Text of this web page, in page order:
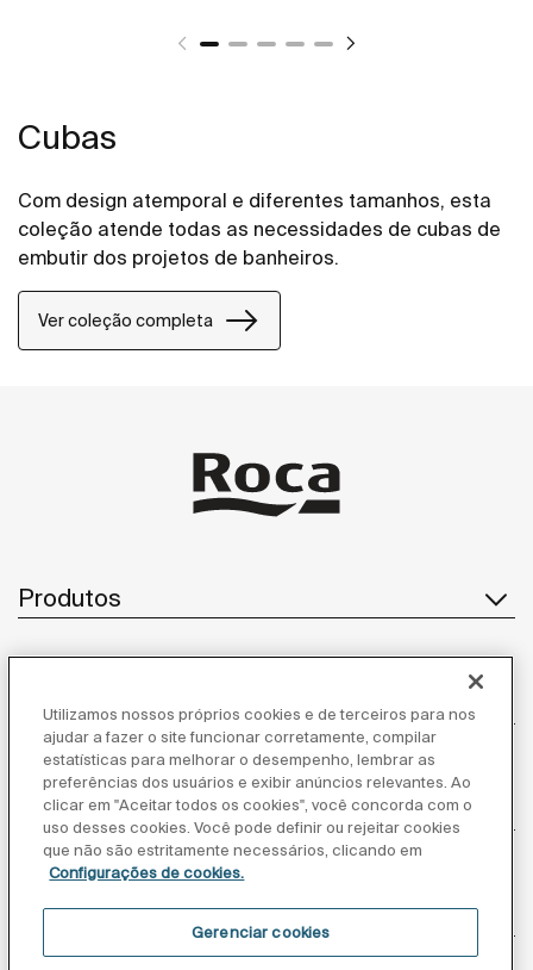
Cubas
Com design atemporal e diferentes tamanhos, esta
coleção atende todas as necessidades de cubas de
embutir dos projetos de banheiros.
Ver coleção completa
Produtos
Atendimento ao cliente
Sobre nós
Inspiração
Utilizamos nossos próprios cookies e de terceiros para nos
ajudar a fazer o site funcionar corretamente, compilar
estatísticas para melhorar o desempenho, lembrar as
preferências dos usuários e exibir anúncios relevantes. Ao
clicar em "Aceitar todos os cookies", você concorda com o
uso desses cookies. Você pode definir ou rejeitar cookies
que não são estritamente necessários, clicando em
Configurações de cookies.
Gerenciar cookies